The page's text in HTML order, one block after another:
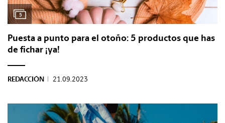
5
Puesta a punto para el otoño: 5 productos que has
de fichar ¡ya!
REDACCIÓN | 21.09.2023